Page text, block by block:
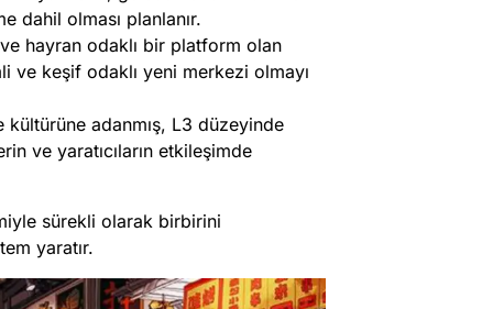
dahil olması planlanır.
hayran odaklı bir platform olan
ve keşif odaklı yeni merkezi olmayı
kültürüne adanmış, L3 düzeyinde
ve yaratıcıların etkileşimde
sürekli olarak birbirini
yaratır.